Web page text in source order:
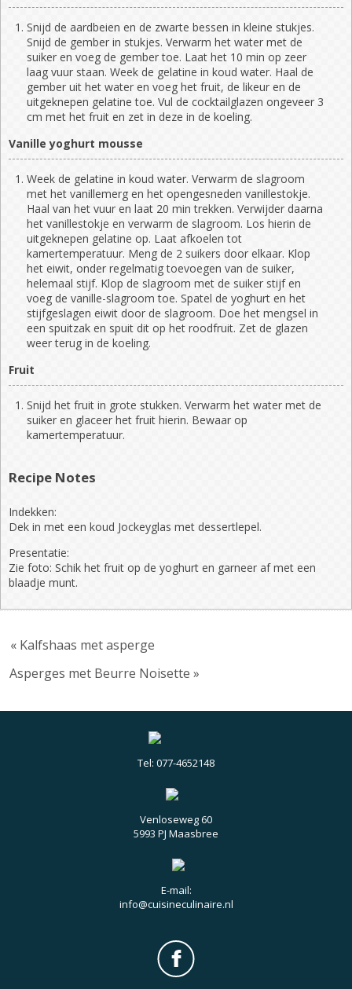
Snijd de aardbeien en de zwarte bessen in kleine stukjes.
Snijd de gember in stukjes. Verwarm het water met de
suiker en voeg de gember toe. Laat het 10 min op zeer
laag vuur staan. Week de gelatine in koud water. Haal de
gember uit het water en voeg het fruit, de likeur en de
uitgeknepen gelatine toe. Vul de cocktailglazen ongeveer 3
cm met het fruit en zet in deze in de koeling.
Vanille yoghurt mousse
Week de gelatine in koud water. Verwarm de slagroom
met het vanillemerg en het opengesneden vanillestokje.
Haal van het vuur en laat 20 min trekken. Verwijder daarna
het vanillestokje en verwarm de slagroom. Los hierin de
uitgeknepen gelatine op. Laat afkoelen tot
kamertemperatuur. Meng de 2 suikers door elkaar. Klop
het eiwit, onder regelmatig toevoegen van de suiker,
helemaal stijf. Klop de slagroom met de suiker stijf en
voeg de vanille-slagroom toe. Spatel de yoghurt en het
stijfgeslagen eiwit door de slagroom. Doe het mengsel in
een spuitzak en spuit dit op het roodfruit. Zet de glazen
weer terug in de koeling.
Fruit
Snijd het fruit in grote stukken. Verwarm het water met de
suiker en glaceer het fruit hierin. Bewaar op
kamertemperatuur.
Recipe Notes
Indekken:
Dek in met een koud Jockeyglas met dessertlepel.
Presentatie:
Zie foto: Schik het fruit op de yoghurt en garneer af met een
blaadje munt.
« Kalfshaas met asperge
Asperges met Beurre Noisette »
Tel: 077-4652148
Venloseweg 60
5993 PJ Maasbree
E-mail:
info@cuisineculinaire.nl